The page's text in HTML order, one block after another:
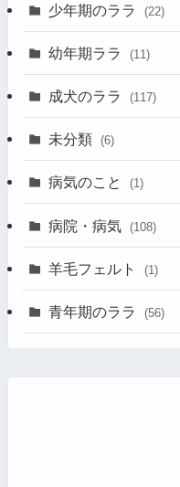
少年期のララ (22)
幼年期ララ (11)
成犬のララ (117)
未分類 (6)
病気のこと (1)
病院・病気 (108)
羊毛フェルト (1)
青年期のララ (56)